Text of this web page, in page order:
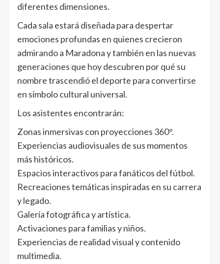
diferentes dimensiones.
Cada sala estará diseñada para despertar
emociones profundas en quienes crecieron
admirando a Maradona y también en las nuevas
generaciones que hoy descubren por qué su
nombre trascendió el deporte para convertirse
en símbolo cultural universal.
Los asistentes encontrarán:
Zonas inmersivas con proyecciones 360°.
Experiencias audiovisuales de sus momentos
más históricos.
Espacios interactivos para fanáticos del fútbol.
Recreaciones temáticas inspiradas en su carrera
y legado.
Galería fotográfica y artística.
Activaciones para familias y niños.
Experiencias de realidad visual y contenido
multimedia.